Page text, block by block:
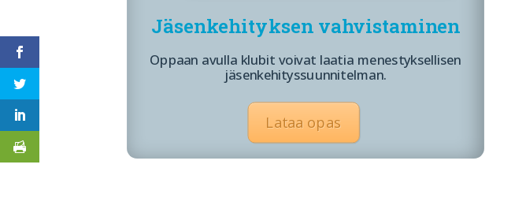
Jäsenkehityksen vahvistaminen
Oppaan avulla klubit voivat laatia menestyksellisen
jäsenkehityssuunnitelman.
Lataa opas